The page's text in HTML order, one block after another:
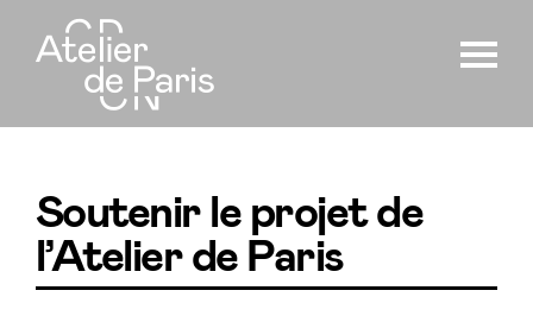
Soutenir le projet de
l’Atelier de Paris